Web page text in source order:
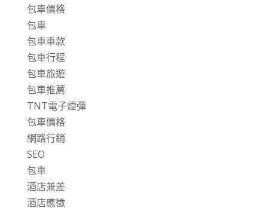
包車價格
包車
包車車款
包車行程
包車旅遊
包車推薦
TNT電子煙彈
包車價格
網路行銷
SEO
包車
酒店兼差
酒店應徵